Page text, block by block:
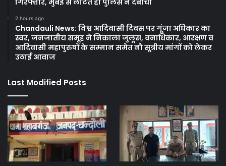
गिरफ्तार, मुंबई से लौटते ही पुलिस ने दबोचा
2 hours ago
Chandauli News: विश्व आदिवासी दिवस पर गूंजा अधिकार का
स्वर, जनजातीय समूह ने निकाला जुलूस, वनाधिकार, आरक्षण व
आदिवासी महापुरुषों के सम्मान समेत नौ सूत्रीय मांगों को लेकर
उठाई आवाज
Last Modified Posts